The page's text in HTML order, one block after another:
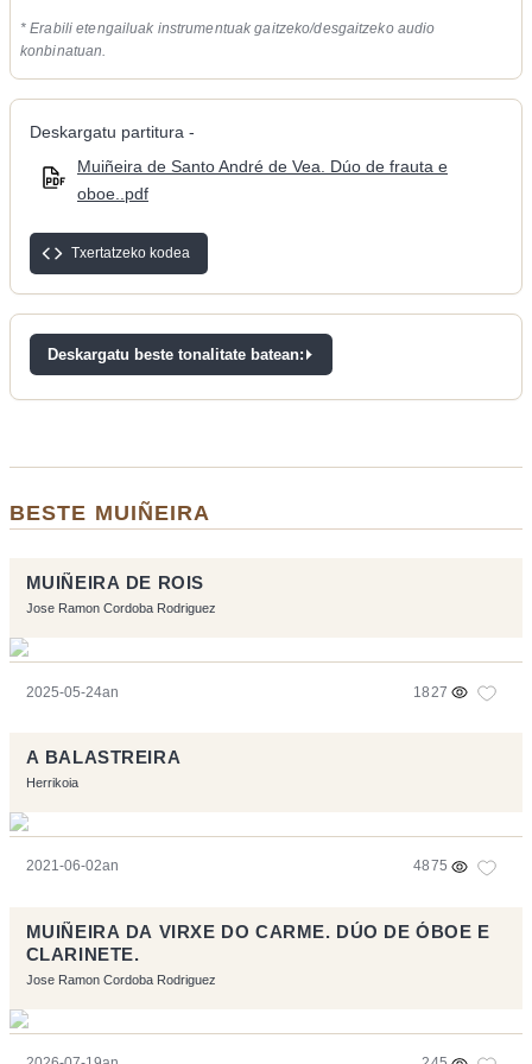
* Erabili etengailuak instrumentuak gaitzeko/desgaitzeko audio
konbinatuan.
Deskargatu partitura -
Muiñeira de Santo André de Vea. Dúo de frauta e
oboe..pdf
Txertatzeko kodea
Deskargatu beste tonalitate batean:
BESTE MUIÑEIRA
MUIÑEIRA DE ROIS
Jose Ramon Cordoba Rodriguez
2025-05-24an 1827
A BALASTREIRA
Herrikoia
2021-06-02an 4875
MUIÑEIRA DA VIRXE DO CARME. DÚO DE ÓBOE E
CLARINETE.
Jose Ramon Cordoba Rodriguez